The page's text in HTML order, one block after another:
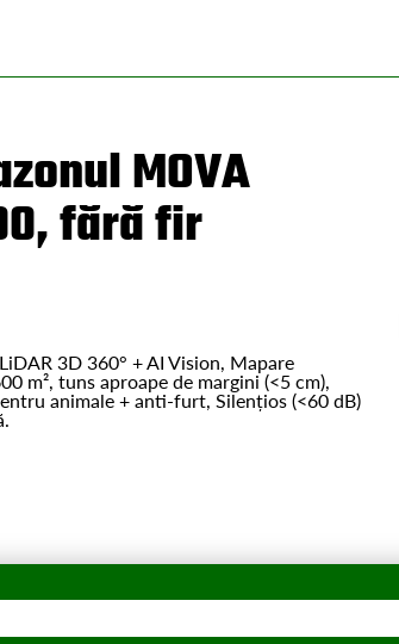
MOVA
fără fir
3D 360° + AI Vision, Mapare
m², tuns aproape de margini (<5 cm),
animale + anti-furt, Silențios (<60 dB)